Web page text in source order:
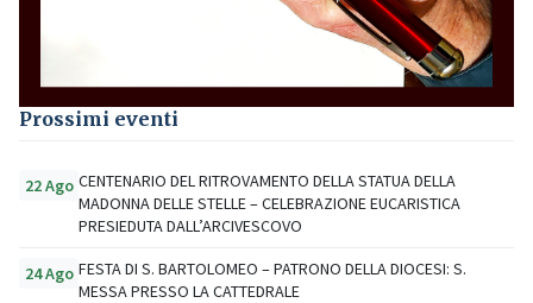
Prossimi eventi
22 Ago CENTENARIO DEL RITROVAMENTO DELLA STATUA DELLA
MADONNA DELLE STELLE – CELEBRAZIONE EUCARISTICA
PRESIEDUTA DALL’ARCIVESCOVO
24 Ago FESTA DI S. BARTOLOMEO – PATRONO DELLA DIOCESI: S.
MESSA PRESSO LA CATTEDRALE